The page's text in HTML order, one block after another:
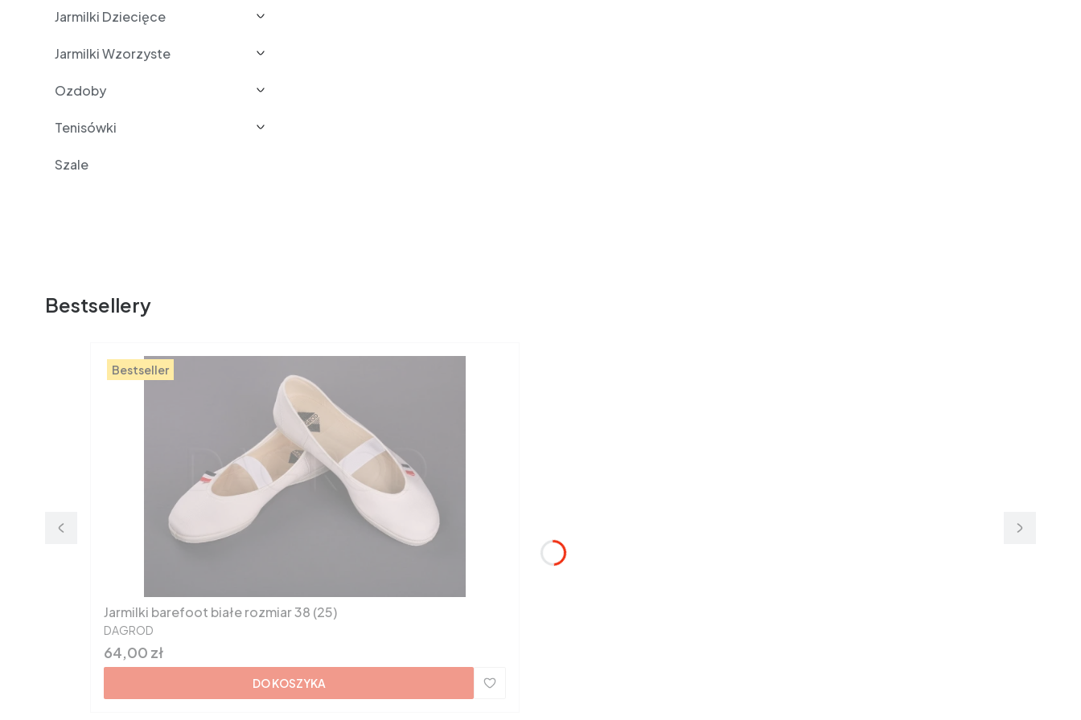
Jarmilki Dziecięce
Jarmilki Wzorzyste
Ozdoby
Tenisówki
Szale
Bestsellery
Bestseller
Jarmilki barefoot białe rozmiar 38 (25)
PRODUCENT
DAGROD
Cena
64,00 zł
DO KOSZYKA